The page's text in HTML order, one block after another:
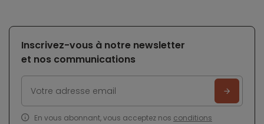
Inscrivez-vous à notre newsletter
et nos communications
En vous abonnant, vous acceptez nos conditions